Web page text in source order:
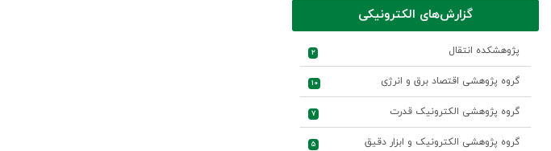
گزارش‌های الکترونیکی
پژوهشکده انتقال 2
گروه پژوهشی اقتصاد برق و انرژی 10
گروه پژوهشی الکترونیک قدرت 7
گروه پژوهشی الکترونیک و ابزار دقیق 5